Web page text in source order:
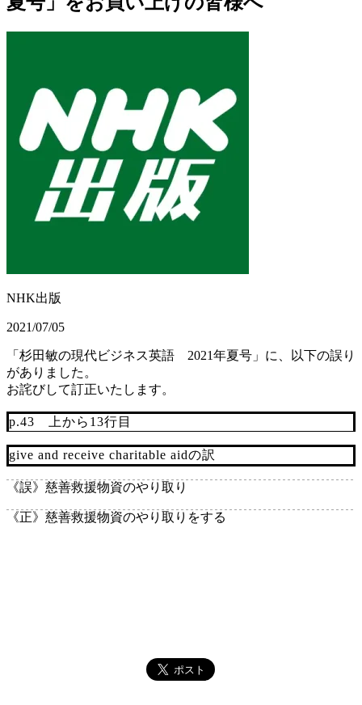
NHK出版
2021/07/05
「杉田敏の現代ビジネス英語 2021年夏号」に、以下の誤り
がありました。
お詫びして訂正いたします。
p.43 上から13行目
give and receive charitable aidの訳
《誤》 慈善救援物資のやり取り
《正》 慈善救援物資のやり取りをする